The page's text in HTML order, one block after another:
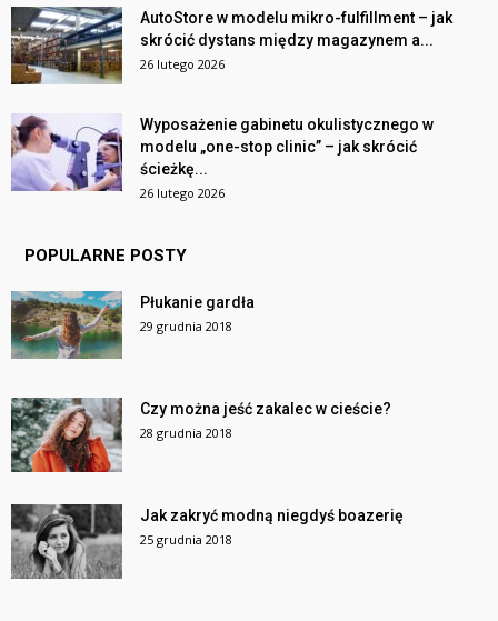
AutoStore w modelu mikro-fulfillment – jak
skrócić dystans między magazynem a...
26 lutego 2026
Wyposażenie gabinetu okulistycznego w
modelu „one-stop clinic” – jak skrócić
ścieżkę...
26 lutego 2026
POPULARNE POSTY
Płukanie gardła
29 grudnia 2018
Czy można jeść zakalec w cieście?
28 grudnia 2018
Jak zakryć modną niegdyś boazerię
25 grudnia 2018